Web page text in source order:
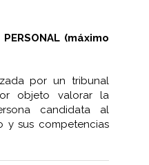
(máximo
por un tribunal
objeto valorar la
candidata al
y sus competencias